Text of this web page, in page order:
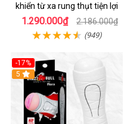
khiển từ xa rung thụt tiện lợi
1.290.000₫ 2.186.000₫
(949)
-17%
5